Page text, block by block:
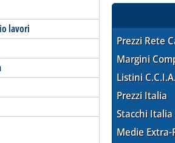
lavori
Prezzi Rete
Margini
Listini
Prezzi Italia
Stacchi Italia
Medie Extra-